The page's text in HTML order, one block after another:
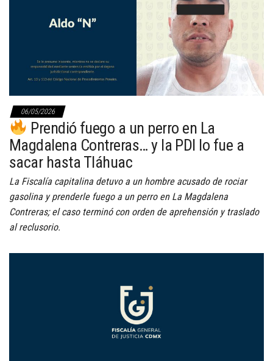
06/05/2026
Prendió fuego a un perro en La
Magdalena Contreras… y la PDI lo fue a
sacar hasta Tláhuac
La Fiscalía capitalina detuvo a un hombre acusado de rociar
gasolina y prenderle fuego a un perro en La Magdalena
Contreras; el caso terminó con orden de aprehensión y traslado
al reclusorio.